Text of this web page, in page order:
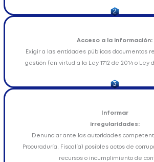
2
Acceso a la información:
Exigir a las entidades públicas documentos
gestión (en virtud a la Ley 1712 de 2014 o Ley
3
Informar
irregularidades:
Denunciar ante las autoridades
Procuraduría, Fiscalía) posibles actos de
recursos o incumplimiento de